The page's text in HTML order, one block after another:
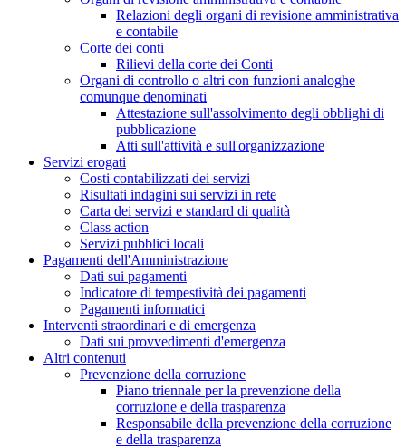
Relazioni degli organi di revisione amministrativa
e contabile
Corte dei conti
Rilievi della corte dei Conti
Organi di controllo o altri con funzioni analoghe
comunque denominati
Attestazione sull'assolvimento degli obblighi di
pubblicazione
Atti sull'attività e sull'organizzazione
Servizi erogati
Costi contabilizzati dei servizi
Risultati indagini sui servizi in rete
Carta dei servizi e standard di qualità
Class action
Servizi pubblici locali
Pagamenti dell'Amministrazione
Dati sui pagamenti
Indicatore di tempestività dei pagamenti
Pagamenti informatici
Interventi straordinari e di emergenza
Dati sui provvedimenti d'emergenza
Altri contenuti
Prevenzione della corruzione
Piano triennale per la prevenzione della
corruzione e della trasparenza
Responsabile della prevenzione della corruzione
e della trasparenza